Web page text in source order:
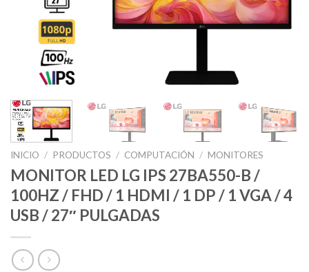
INICIO / PRODUCTOS / COMPUTACIÓN / MONITORES
MONITOR LED LG IPS 27BA550-B /
100HZ / FHD / 1 HDMI / 1 DP / 1 VGA / 4
USB / 27″ PULGADAS